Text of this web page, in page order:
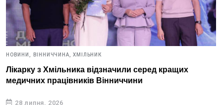
НОВИНИ, ВІННИЧЧИНА, ХМІЛЬНИК
Лікарку з Хмільника відзначили серед кращих
медичних працівників Вінниччини
28 липня, 2026